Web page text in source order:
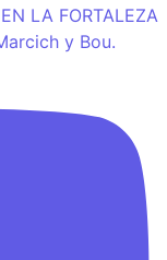
LA FORTALEZA
y Bou.